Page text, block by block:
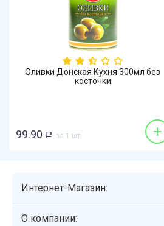
Оливки Донская Кухня 300мл без
косточки
99.90 Р за 1 шт +
Интернет-Магазин:
О компании: